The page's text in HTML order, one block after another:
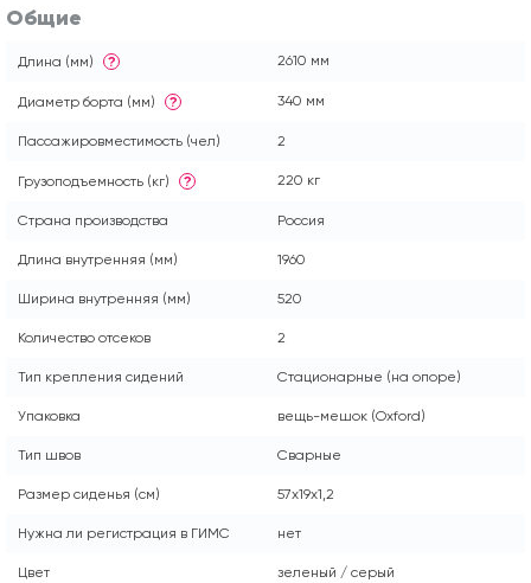
Общие
Длина (мм) ? 2610 мм
Диаметр борта (мм) ? 340 мм
Пассажировместимость (чел) 2
Грузоподъемность (кг) ? 220 кг
Страна производства Россия
Длина внутренняя (мм) 1960
Ширина внутренняя (мм) 520
Количество отсеков 2
Тип крепления сидений Стационарные (на опоре)
Упаковка вещь-мешок (Оxford)
Тип швов Сварные
Размер сиденья (см) 57x19x1,2
Нужна ли регистрация в ГИМС нет
Цвет зеленый / серый